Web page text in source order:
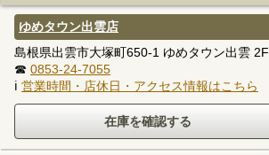
ゆめタウン出雲店
島根県出雲市大塚町650-1 ゆめタウン出雲 2F
☎ 0853-24-7055
ℹ 営業時間・店休日・アクセス情報はこちら